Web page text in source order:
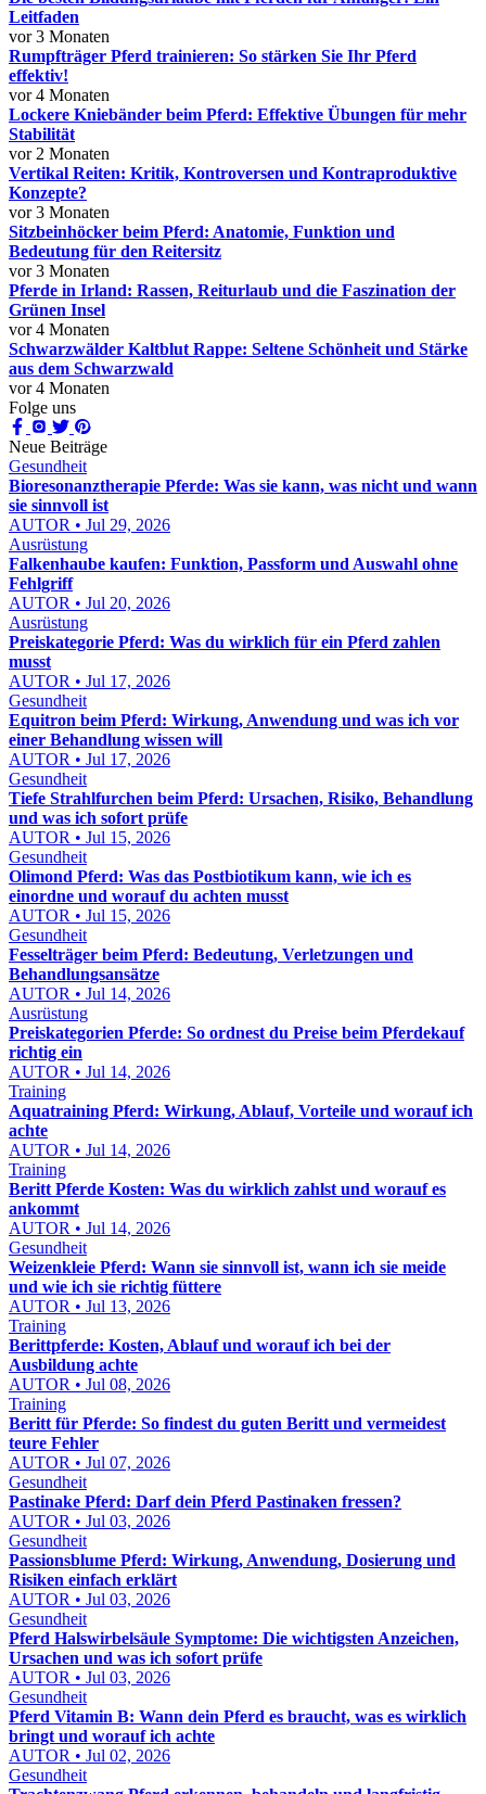
Leitfaden
vor 3 Monaten
Rumpfträger Pferd trainieren: So stärken Sie Ihr Pferd
effektiv!
vor 4 Monaten
Lockere Kniebänder beim Pferd: Effektive Übungen für mehr
Stabilität
vor 2 Monaten
Vertikal Reiten: Kritik, Kontroversen und Kontraproduktive
Konzepte?
vor 3 Monaten
Sitzbeinhöcker beim Pferd: Anatomie, Funktion und
Bedeutung für den Reitersitz
vor 3 Monaten
Pferde in Irland: Rassen, Reiturlaub und die Faszination der
Grünen Insel
vor 4 Monaten
Schwarzwälder Kaltblut Rappe: Seltene Schönheit und Stärke
aus dem Schwarzwald
vor 4 Monaten
Folge uns
Neue Beiträge
Gesundheit
Bioresonanztherapie Pferde: Was sie kann, was nicht und wann
sie sinnvoll ist
AUTOR • Jul 29, 2026
Ausrüstung
Falkenhaube kaufen: Funktion, Passform und Auswahl ohne
Fehlgriff
AUTOR • Jul 20, 2026
Ausrüstung
Preiskategorie Pferd: Was du wirklich für ein Pferd zahlen
musst
AUTOR • Jul 17, 2026
Gesundheit
Equitron beim Pferd: Wirkung, Anwendung und was ich vor
einer Behandlung wissen will
AUTOR • Jul 17, 2026
Gesundheit
Tiefe Strahlfurchen beim Pferd: Ursachen, Risiko, Behandlung
und was ich sofort prüfe
AUTOR • Jul 15, 2026
Gesundheit
Olimond Pferd: Was das Postbiotikum kann, wie ich es
einordne und worauf du achten musst
AUTOR • Jul 15, 2026
Gesundheit
Fesselträger beim Pferd: Bedeutung, Verletzungen und
Behandlungsansätze
AUTOR • Jul 14, 2026
Ausrüstung
Preiskategorien Pferde: So ordnest du Preise beim Pferdekauf
richtig ein
AUTOR • Jul 14, 2026
Training
Aquatraining Pferd: Wirkung, Ablauf, Vorteile und worauf ich
achte
AUTOR • Jul 14, 2026
Training
Beritt Pferde Kosten: Was du wirklich zahlst und worauf es
ankommt
AUTOR • Jul 14, 2026
Gesundheit
Weizenkleie Pferd: Wann sie sinnvoll ist, wann ich sie meide
und wie ich sie richtig füttere
AUTOR • Jul 13, 2026
Training
Berittpferde: Kosten, Ablauf und worauf ich bei der
Ausbildung achte
AUTOR • Jul 08, 2026
Training
Beritt für Pferde: So findest du guten Beritt und vermeidest
teure Fehler
AUTOR • Jul 07, 2026
Gesundheit
Pastinake Pferd: Darf dein Pferd Pastinaken fressen?
AUTOR • Jul 03, 2026
Gesundheit
Passionsblume Pferd: Wirkung, Anwendung, Dosierung und
Risiken einfach erklärt
AUTOR • Jul 03, 2026
Gesundheit
Pferd Halswirbelsäule Symptome: Die wichtigsten Anzeichen,
Ursachen und was ich sofort prüfe
AUTOR • Jul 03, 2026
Gesundheit
Pferd Vitamin B: Wann dein Pferd es braucht, was es wirklich
bringt und worauf ich achte
AUTOR • Jul 02, 2026
Gesundheit